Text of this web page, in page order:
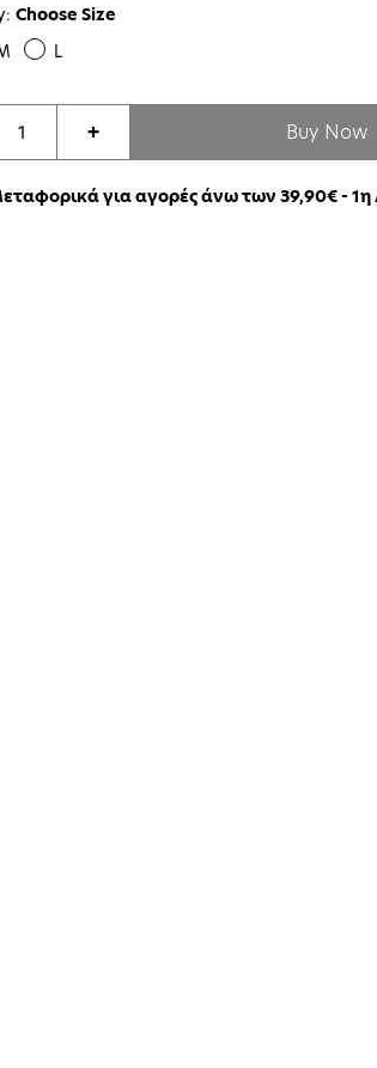
Choose Size
L
+ Buy Now
για αγορές άνω των 39,90€ -